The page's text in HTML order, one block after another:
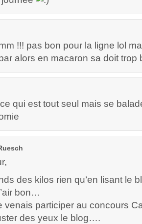
!!! pas bon pour la ligne lol
alors en macaron sa doit trop
ce qui est tout seul mais se
des kilos rien qu’en lisant le
bon…
venais participer au concours
des yeux le blog….